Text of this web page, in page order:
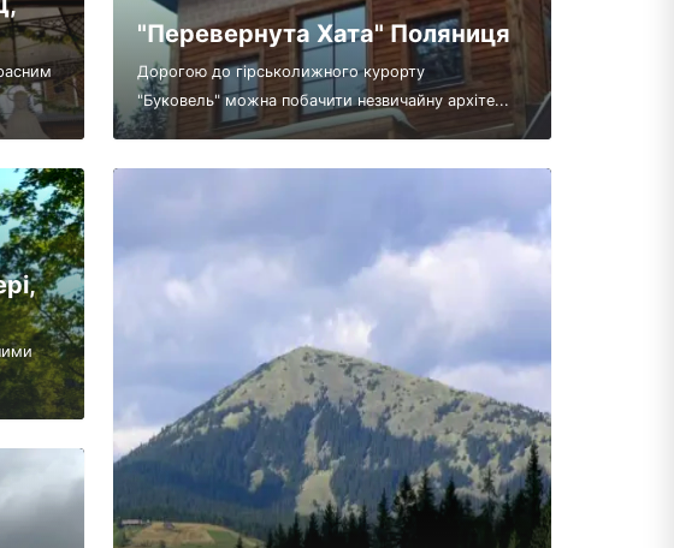
"Перевернута Хата" Поляниця
Дорогою до гірськолижного курорту
"Буковель" можна побачити незвичайну архіте...